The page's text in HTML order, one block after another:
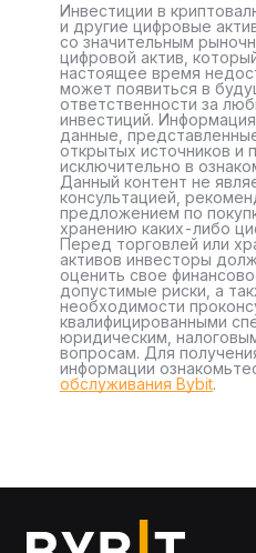
Инвестиции в
и другие цифровые
со значительным
цифровой актив,
настоящее время
может появиться в
ответственности за
инвестиций.
данные,
открытых источников и
исключительно в
Данный контент не
консультацией,
предложением по
хранению каких-либо
Перед торговлей или
активов инвесторы
оценить свое
допустимые риски, а
необходимости
квалифицированными
юридическим,
вопросам. Для
информации
обслуживания Bybit.